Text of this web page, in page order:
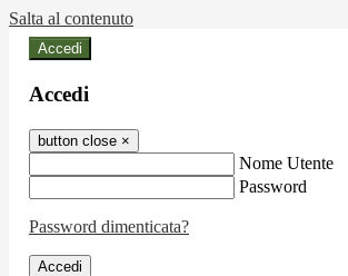
Salta al contenuto
Accedi
Accedi
button close ×
Nome Utente
Password
Password dimenticata?